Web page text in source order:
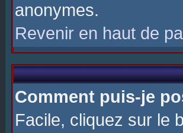
anonymes.
Revenir en haut de
Comment puis-je
Facile, cliquez sur le